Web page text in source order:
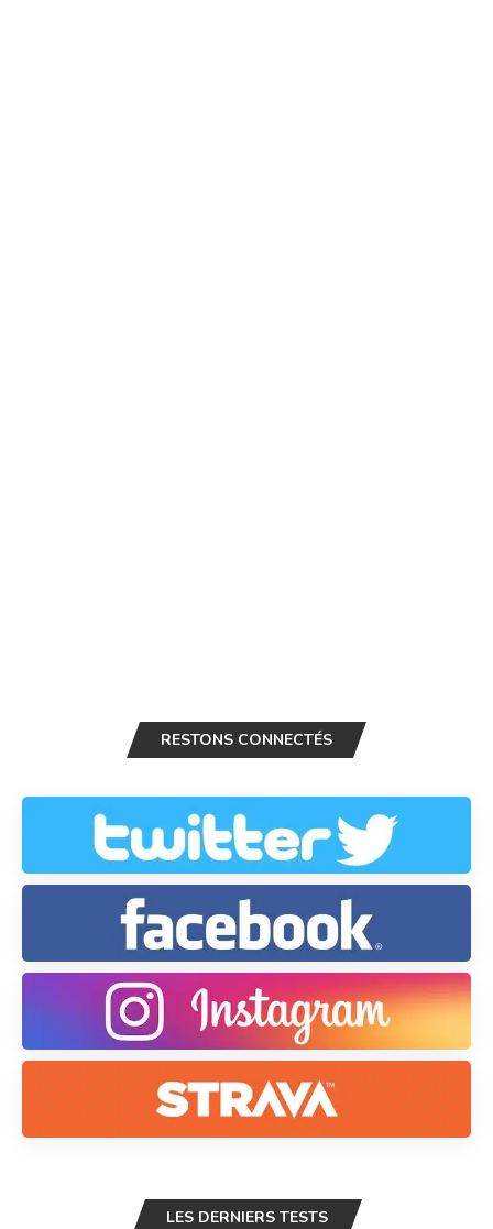
RESTONS CONNECTÉS
LES DERNIERS TESTS